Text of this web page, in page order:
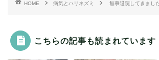
HOME 病気とハリネズミ 無事退院してきました
こちらの記事も読まれています